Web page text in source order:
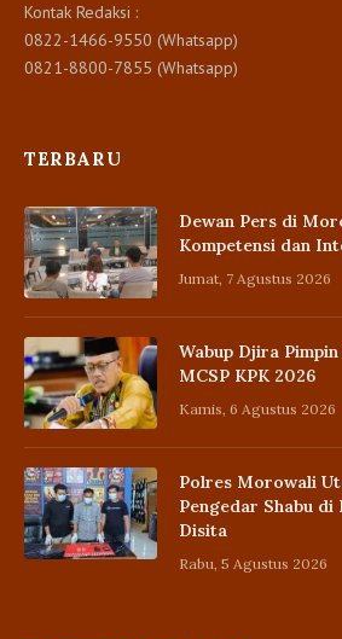
Kontak Redaksi :
0822-1466-9550 (Whatsapp)
0821-8800-7855 (Whatsapp)
TERBARU
Dewan Pers di
Kompetensi dan
Jumat, 7 Agustus 2026
Wabup Djira
MCSP KPK 2026
Kamis, 6 Agustus 2026
Polres Morowali
Pengedar Shabu di
Disita
Rabu, 5 Agustus 2026